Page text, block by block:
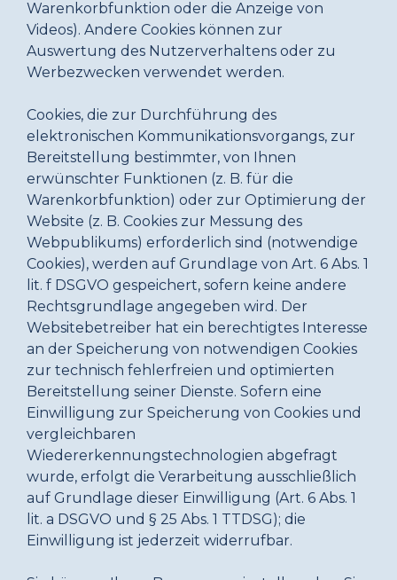
Warenkorbfunktion oder die Anzeige von
Videos). Andere Cookies können zur
Auswertung des Nutzerverhaltens oder zu
Werbezwecken verwendet werden.
Cookies, die zur Durchführung des
elektronischen Kommunikationsvorgangs, zur
Bereitstellung bestimmter, von Ihnen
erwünschter Funktionen (z. B. für die
Warenkorbfunktion) oder zur Optimierung der
Website (z. B. Cookies zur Messung des
Webpublikums) erforderlich sind (notwendige
Cookies), werden auf Grundlage von Art. 6 Abs. 1
lit. f DSGVO gespeichert, sofern keine andere
Rechtsgrundlage angegeben wird. Der
Websitebetreiber hat ein berechtigtes Interesse
an der Speicherung von notwendigen Cookies
zur technisch fehlerfreien und optimierten
Bereitstellung seiner Dienste. Sofern eine
Einwilligung zur Speicherung von Cookies und
vergleichbaren
Wiedererkennungstechnologien abgefragt
wurde, erfolgt die Verarbeitung ausschließlich
auf Grundlage dieser Einwilligung (Art. 6 Abs. 1
lit. a DSGVO und § 25 Abs. 1 TTDSG); die
Einwilligung ist jederzeit widerrufbar.